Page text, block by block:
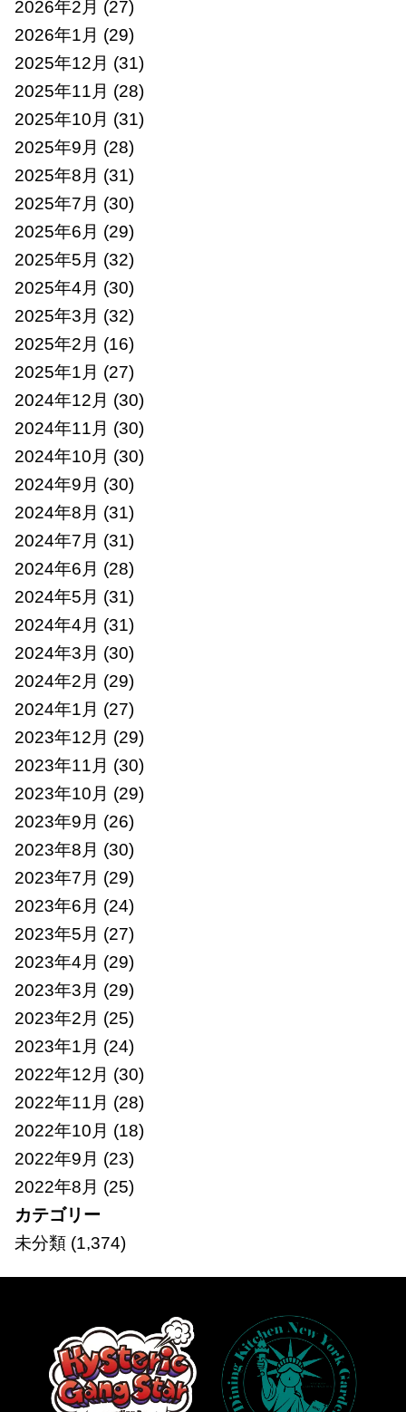
2026年2月 (27)
2026年1月 (29)
2025年12月 (31)
2025年11月 (28)
2025年10月 (31)
2025年9月 (28)
2025年8月 (31)
2025年7月 (30)
2025年6月 (29)
2025年5月 (32)
2025年4月 (30)
2025年3月 (32)
2025年2月 (16)
2025年1月 (27)
2024年12月 (30)
2024年11月 (30)
2024年10月 (30)
2024年9月 (30)
2024年8月 (31)
2024年7月 (31)
2024年6月 (28)
2024年5月 (31)
2024年4月 (31)
2024年3月 (30)
2024年2月 (29)
2024年1月 (27)
2023年12月 (29)
2023年11月 (30)
2023年10月 (29)
2023年9月 (26)
2023年8月 (30)
2023年7月 (29)
2023年6月 (24)
2023年5月 (27)
2023年4月 (29)
2023年3月 (29)
2023年2月 (25)
2023年1月 (24)
2022年12月 (30)
2022年11月 (28)
2022年10月 (18)
2022年9月 (23)
2022年8月 (25)
カテゴリー
未分類(1,374)